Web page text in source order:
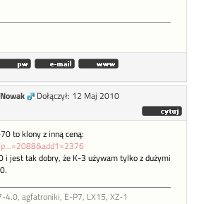
Dołączył: 12 Maj 2010
to klony z inną ceną:
i jest tak dobry, że K-3 używam tylko z dużymi
agfatroniki, E-P7, LX15, XZ-1